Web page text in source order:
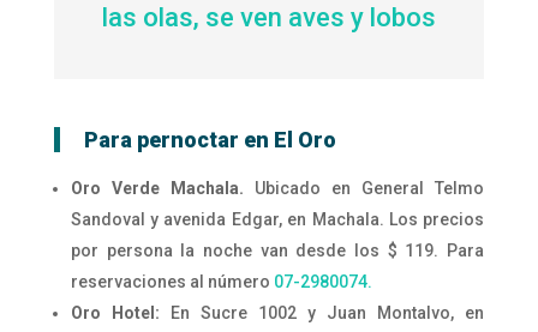
las olas, se ven aves y lobos
Para pernoctar en El Oro
Oro Verde Machala. Ubicado en General Telmo
Sandoval y avenida Edgar, en Machala. Los precios
por persona la noche van desde los $ 119. Para
reservaciones al número 07-2980074.
Oro Hotel:
En Sucre 1002 y Juan Montalvo, en